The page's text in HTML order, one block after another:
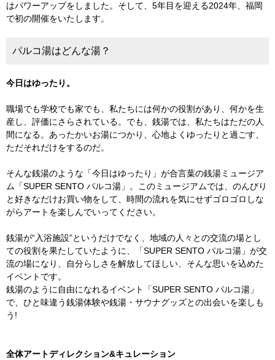
はパワーアップをしました。そして、5年目を迎える2024年、福岡
で初の開催をいたします。
パルコ湯はどんな湯？
今日はゆったり。
職場でも学校でも家でも、私たちには何かの役割があり、何かを生
産し、評価にさらされている。でも、銭湯では、私たちはただの人
間になる。あったかいお湯につかり、心地よくゆったりと過ごす、
ただそれだけをするのだ。
そんな銭湯のような「今日はゆったり」が合言葉の銭湯ミュージア
ム「SUPER SENTO パルコ湯」。このミュージアムでは、のんびり
と好きなだけお買い物をして、時間の流れを気にせずゴロゴロしな
がらアートを楽しんでいってください。
銭湯が“入浴施設”というだけでなく、地域の人々との交流の場とし
ての役割を果たしていたように、「SUPER SENTO パルコ湯」が交
流の場になり、自分らしさを解放してほしい、そんな思いを込めた
イベントです。
銭湯のように自由になれるイベント「SUPER SENTO パルコ湯」
で、ひと味違う銭湯体験や銭湯・サウナグッズとの出会いを楽しも
う!
全体アートディレクション&キュレーション